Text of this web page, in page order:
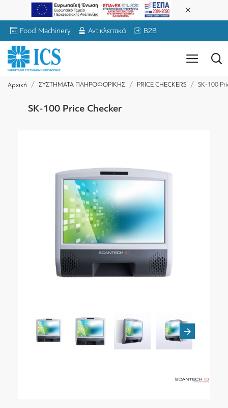
Food Machinery Αντικλεπτικά B2B
Αρχική ΣΥΣΤΗΜΑΤΑ ΠΛΗΡΟΦΟΡΙΚΗΣ PRICE CHECKERS SK-100
SK-100 Price Checker